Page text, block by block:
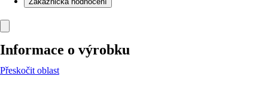
Informace o výrobku
Přeskočit oblast